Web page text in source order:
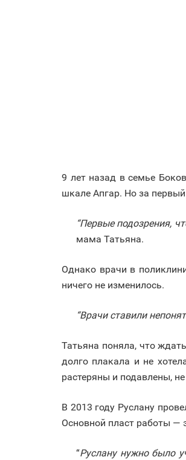
9 лет назад в семье
шкале Апгар. Но за
“Первые подозрения,
мама Татьяна.
Однако врачи в
ничего не изменилось.
“Врачи ставили
Татьяна поняла, что
долго плакала и не
растеряны и подавлены,
В 2013 году Руслану
Основной пласт работы —
“Руслану нужно было